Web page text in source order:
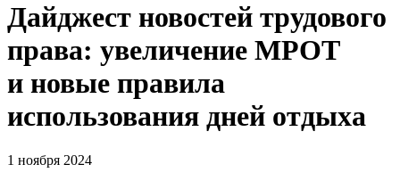
Дайджест новостей трудового
права: увеличение МРОТ
и новые правила
использования дней отдыха
1 ноября 2024